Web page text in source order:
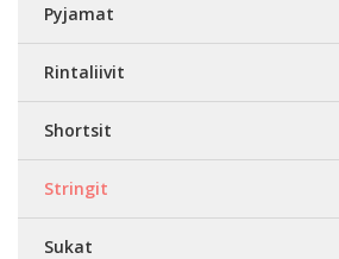
Pyjamat
Rintaliivit
Shortsit
Stringit
Sukat